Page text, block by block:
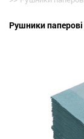
Рушники паперові